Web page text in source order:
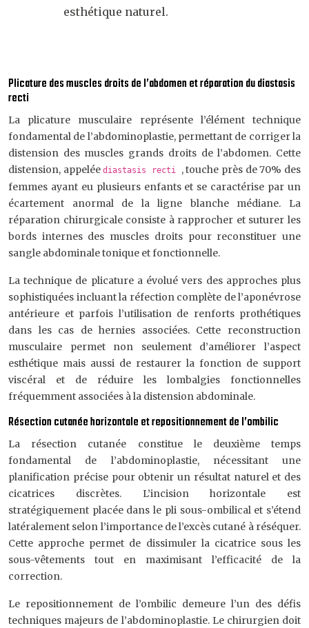
esthétique naturel.
Plicature des muscles droits de l’abdomen et réparation du diastasis
recti
La plicature musculaire représente l’élément technique
fondamental de l’abdominoplastie, permettant de corriger la
distension des muscles grands droits de l’abdomen. Cette
distension, appeléediastasis recti , touche près de 70% des
femmes ayant eu plusieurs enfants et se caractérise par un
écartement anormal de la ligne blanche médiane. La
réparation chirurgicale consiste à rapprocher et suturer les
bords internes des muscles droits pour reconstituer une
sangle abdominale tonique et fonctionnelle.
La technique de plicature a évolué vers des approches plus
sophistiquées incluant la réfection complète de l’aponévrose
antérieure et parfois l’utilisation de renforts prothétiques
dans les cas de hernies associées. Cette reconstruction
musculaire permet non seulement d’améliorer l’aspect
esthétique mais aussi de restaurer la fonction de support
viscéral et de réduire les lombalgies fonctionnelles
fréquemment associées à la distension abdominale.
Résection cutanée horizontale et repositionnement de l’ombilic
La résection cutanée constitue le deuxième temps
fondamental de l’abdominoplastie, nécessitant une
planification précise pour obtenir un résultat naturel et des
cicatrices discrètes. L’incision horizontale est
stratégiquement placée dans le pli sous-ombilical et s’étend
latéralement selon l’importance de l’excès cutané à réséquer.
Cette approche permet de dissimuler la cicatrice sous les
sous-vêtements tout en maximisant l’efficacité de la
correction.
Le repositionnement de l’ombilic demeure l’un des défis
techniques majeurs de l’abdominoplastie. Le chirurgien doit